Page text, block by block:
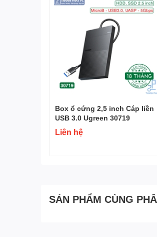
Box ổ cứng 2,5 inch Cáp liền
USB 3.0 Ugreen 30719
Liên hệ
SẢN PHẨM CÙNG